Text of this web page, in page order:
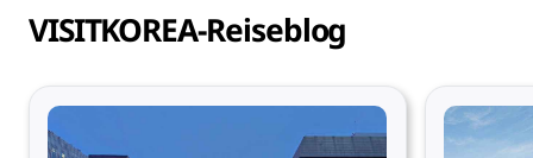
VISITKOREA-Reiseblog